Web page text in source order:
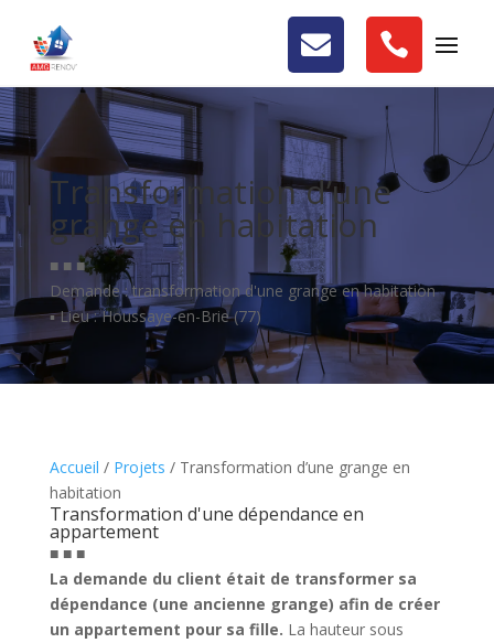
 
Transformation d’une
grange en habitation
■ ■ ■
Demande : transformation d'une grange en habitation
▪️ Lieu : Houssaye-en-Brie (77)
Accueil / Projets / Transformation d’une grange en
habitation
Transformation d'une dépendance en
appartement
■ ■ ■
La demande du client était de transformer sa
dépendance (une ancienne grange) afin de créer
un appartement pour sa fille. La hauteur sous